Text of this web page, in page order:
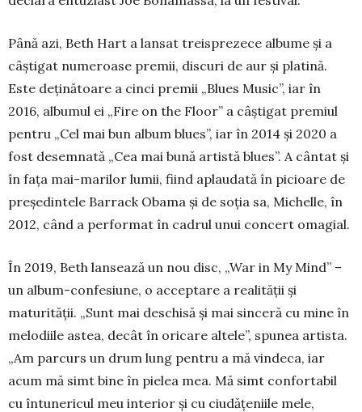
Până azi, Beth Hart a lansat trei­sprezece albume şi a
câştigat nume­roase premii, discuri de aur şi platină.
Este deţinătoare a cinci premii „Blues Music”, iar în
2016, albumul ei „Fire on the Floor” a câştigat premiul
pentru „Cel mai bun album blues”, iar în 2014 şi 2020 a
fost desemnată „Cea mai bună artistă blues”. A cântat și
în fața mai-marilor lumii, fiind aplaudată în picioare de
președintele Barrack Obama și de soția sa, Michelle, în
2012, când a performat în cadrul unui concert omagial.
În 2019, Beth lansează un nou disc, „War in My Mind” –
un al­bum-confesiune, o accep­tare a rea­lităţii şi
maturităţii. „Sunt mai des­chisă şi mai since­ră cu mine în
me­lodiile astea, decât în oricare alte­le”, spunea artista.
„Am par­curs un drum lung pentru a mă vindeca, iar
acum mă simt bine în pielea mea. Mă simt confortabil
cu întune­ricul meu interior şi cu ciudă­țeniile mele,